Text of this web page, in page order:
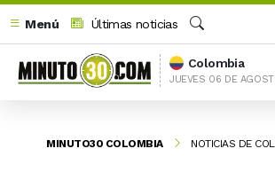
Menú
Últimas noticias
Buscar
Colombia
JUEVES 06 DE
MINUTO30 COLOMBIA NOTICIAS DE